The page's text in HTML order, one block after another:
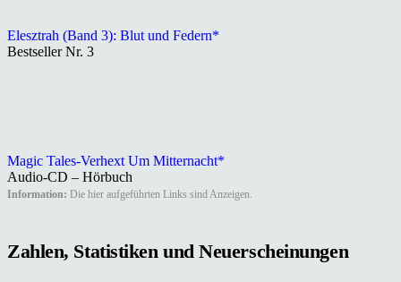
Elesztrah (Band 3): Blut und Federn*
Bestseller Nr. 3
Magic Tales-Verhext Um Mitternacht*
Audio-CD – Hörbuch
Information: Die hier aufgeführten Links sind Anzeigen.
Zahlen, Statistiken und Neuerscheinungen